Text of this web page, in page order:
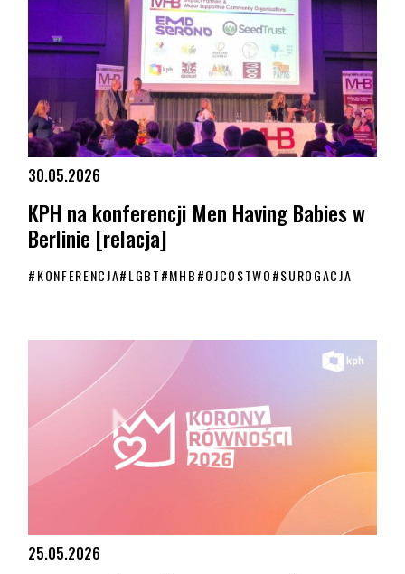
30.05.2026
KPH na konferencji Men Having Babies w
Berlinie [relacja]
#KONFERENCJA#LGBT#MHB#OJCOSTWO#SUROGACJA
25.05.2026